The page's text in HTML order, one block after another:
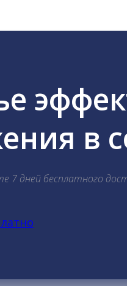
в
7 дней бесплатного